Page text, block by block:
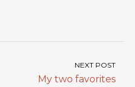
NEXT POST
My two favorites